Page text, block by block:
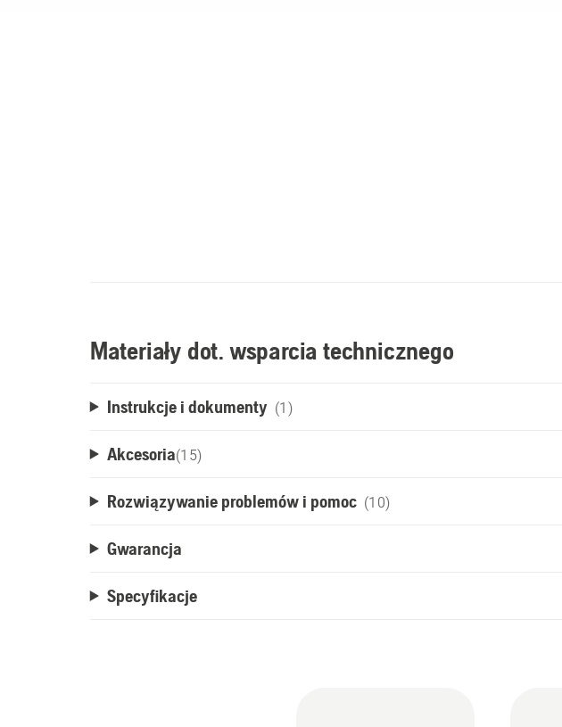
Materiały dot. wsparcia technicznego
Instrukcje i dokumenty (1)
Akcesoria(15)
Rozwiązywanie problemów i pomoc (10)
Gwarancja
Specyfikacje